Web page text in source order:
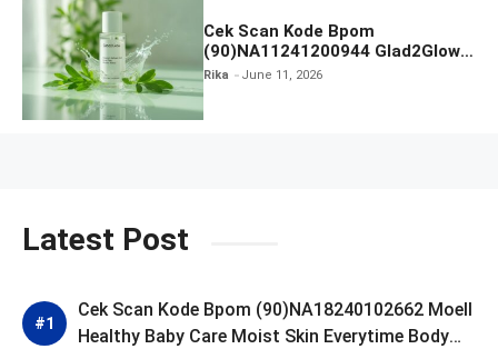
Cek Scan Kode Bpom
(90)NA11241200944 Glad2Glow
Mugwort Salicylic Acid Acne
Rika June 11, 2026
Latest Post
Cek Scan Kode Bpom (90)NA18240102662 Moell
Healthy Baby Care Moist Skin Everytime Body